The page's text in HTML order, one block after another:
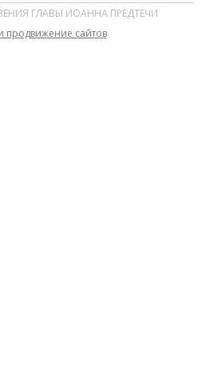
ГЛАВЫ ИОАННА ПРЕДТЕЧИ
продвижение сайтов